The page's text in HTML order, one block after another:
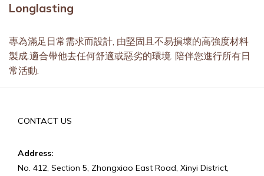
Longlasting
專為滿足日常需求而設計, 由堅固且不易損壞的高強度材料
製成.適合帶他去任何舒適或惡劣的環境. 陪伴您進行所有日
常活動.
CONTACT US
Address:
No. 412, Section 5, Zhongxiao East Road, Xinyi District,